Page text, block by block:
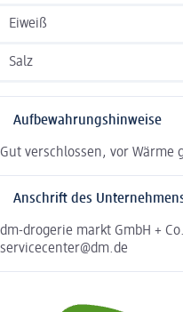
Eiweiß
Salz
Aufbewahrungshinweise
Gut verschlossen, vor Wärme
Anschrift des
dm-drogerie markt GmbH +
servicecenter@dm.de